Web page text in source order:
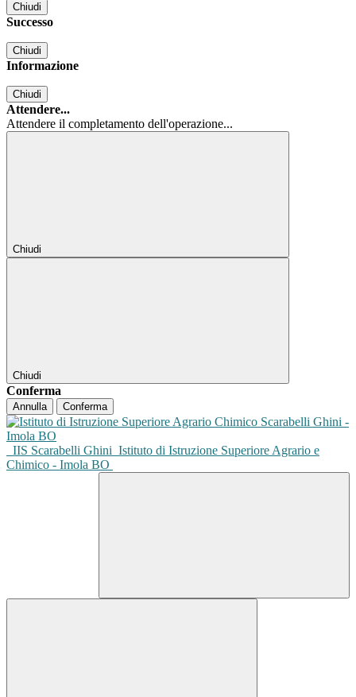
Chiudi
Successo
Chiudi
Informazione
Chiudi
Attendere...
Attendere il completamento dell'operazione...
Chiudi
Chiudi
Conferma
Annulla Conferma
IIS Scarabelli Ghini Istituto di Istruzione Superiore Agrario e
Chimico - Imola BO